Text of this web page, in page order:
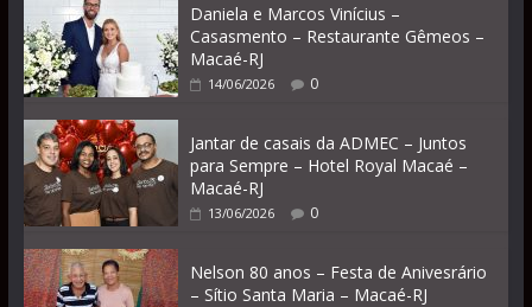
Daniela e Marcos Vinícius –
Casasmento – Restaurante Gêmeos –
Macaé-RJ
14/06/2026 0
Jantar de casais da ADMEC – Juntos
para Sempre – Hotel Royal Macaé –
Macaé-RJ
13/06/2026 0
Nelson 80 anos – Festa de Anivesrário
– Sítio Santa Maria – Macaé-RJ